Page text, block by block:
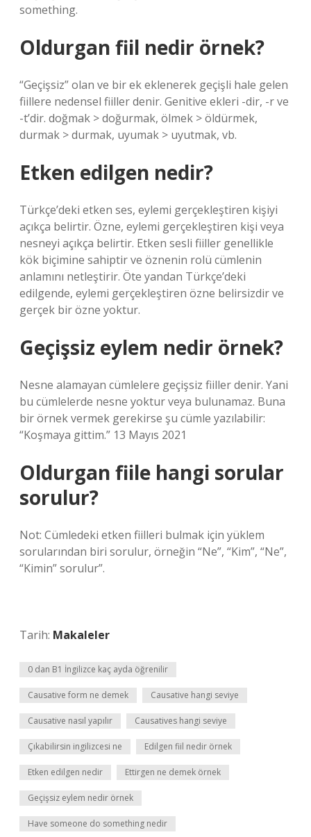
something.
Oldurgan fiil nedir örnek?
“Geçişsiz” olan ve bir ek eklenerek geçişli hale gelen
fiillere nedensel fiiller denir. Genitive ekleri -dir, -r ve
-t’dir. doğmak > doğurmak, ölmek > öldürmek,
durmak > durmak, uyumak > uyutmak, vb.
Etken edilgen nedir?
Türkçe’deki etken ses, eylemi gerçekleştiren kişiyi
açıkça belirtir. Özne, eylemi gerçekleştiren kişi veya
nesneyi açıkça belirtir. Etken sesli fiiller genellikle
kök biçimine sahiptir ve öznenin rolü cümlenin
anlamını netleştirir. Öte yandan Türkçe’deki
edilgende, eylemi gerçekleştiren özne belirsizdir ve
gerçek bir özne yoktur.
Geçişsiz eylem nedir örnek?
Nesne alamayan cümlelere geçişsiz fiiller denir. Yani
bu cümlelerde nesne yoktur veya bulunamaz. Buna
bir örnek vermek gerekirse şu cümle yazılabilir:
“Koşmaya gittim.” 13 Mayıs 2021
Oldurgan fiile hangi sorular
sorulur?
Not: Cümledeki etken fiilleri bulmak için yüklem
sorularından biri sorulur, örneğin “Ne”, “Kim”, “Ne”,
“Kimin” sorulur”.
Tarih: Makaleler
0 dan B1 İngilizce kaç ayda öğrenilir
Causative form ne demek Causative hangi seviye
Causative nasıl yapılır Causatives hangi seviye
Çıkabilirsin ingilizcesi ne Edilgen fiil nedir örnek
Etken edilgen nedir Ettirgen ne demek örnek
Geçişsiz eylem nedir örnek
Have someone do something nedir